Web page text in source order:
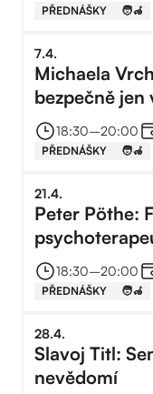
PŘEDNÁŠKY 🧑‍🦽
7.4.
Michaela
bezpečně jen
18:30–⁠20:00
PŘEDNÁŠKY 🧑‍🦽
21.4.
Peter Pöthe:
18:30–⁠20:00
PŘEDNÁŠKY 🧑‍🦽
28.4.
Slavoj Titl:
nevědomí